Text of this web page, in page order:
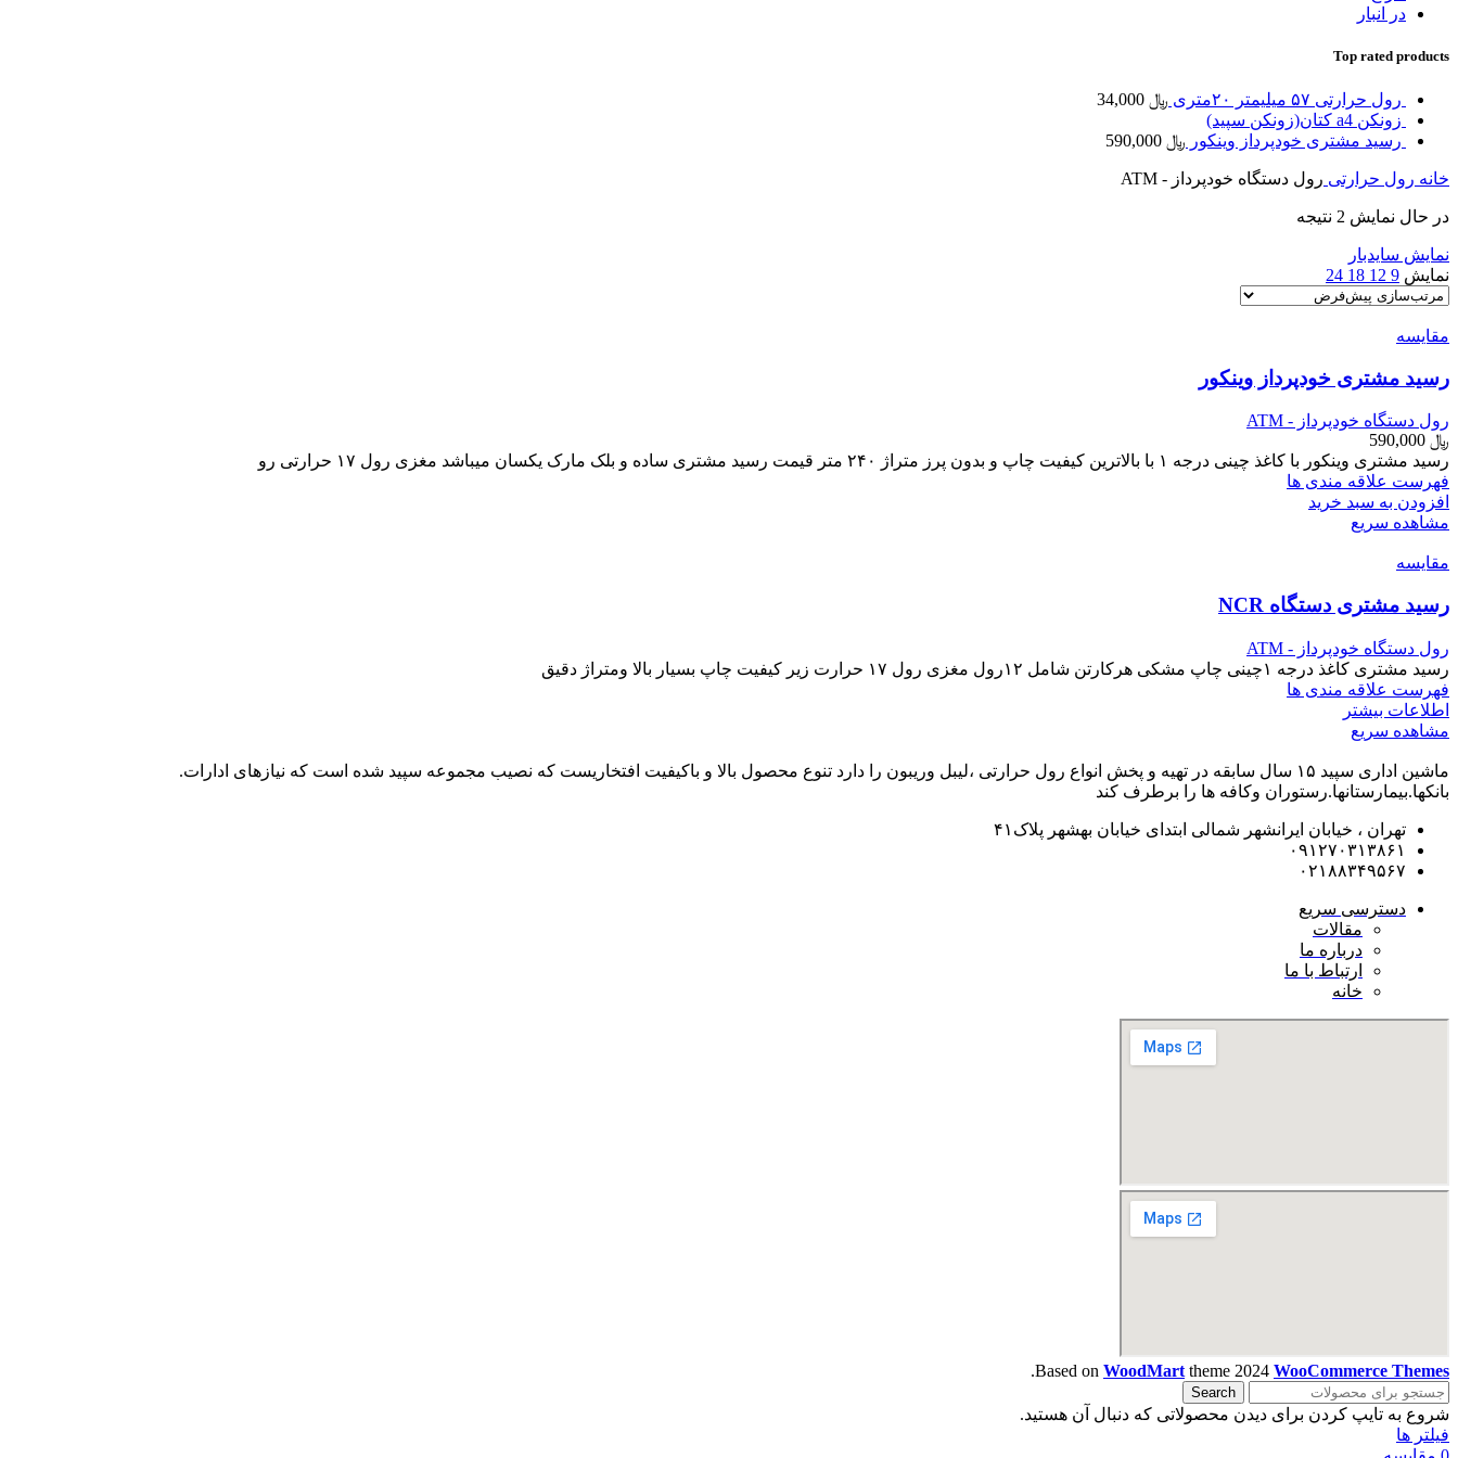
در انبار
Top rated products
رول حرارتی ۵۷ میلیمتر ۲۰متری ﷼
زونکن a4 کتان(زونکن سپید)
رسید مشتری خودپرداز وینکور ﷼
خانه رول حرارتی رول دستگاه خودپرداز - ATM
در حال نمایش 2 نتیجه
نمایش سایدبار
نمایش 9
12
18
24
مقایسه
رسید مشتری خودپرداز وینکور
رول دستگاه خودپرداز - ATM
﷼
رسید مشتری وینکور با کاغذ چینی درجه ۱ با بالاترین کیفیت چاپ و بدون پرز متراژ ۲۴۰ متر قیمت رسید مشتری ساده و بلک مارک یکسان میباشد مغزی رول ۱۷ حرارتی رو
فهرست علاقه مندی ها
افزودن به سبد خرید
مشاهده سریع
مقایسه
رسید مشتری دستگاه NCR
رول دستگاه خودپرداز - ATM
رسید مشتری کاغذ درجه ۱چینی چاپ مشکی هرکارتن شامل ۱۲رول مغزی رول ۱۷ حرارت زیر کیفیت چاپ بسیار بالا و‌متراژ دقیق
فهرست علاقه مندی ها
اطلاعات بیشتر
مشاهده سریع
ماشین اداری سپید ۱۵ سال سابقه در تهیه و پخش انواع رول حرارتی ،لیبل وریبون را دارد تنوع محصول بالا و باکیفیت افتخاریست که نصیب مجموعه سپید شده است که نیازهای ادارات.
بانکها.بیمارستانها.رستوران و‌کافه ها را برطرف کند
تهران ، خیابان ایرانشهر شمالی ابتدای خیابان بهشهر پلاک۴۱
۰۹۱۲۷۰۳۱۳۸۶۱
۰۲۱۸۸۳۴۹۵۶۷
دسترسی سریع
مقالات
درباره ما
ارتباط با ما
خانه
Based on WoodMart theme 2024 WooCommerce Themes
.
Search
شروع به تایپ کردن برای دیدن محصولاتی که دنبال آن هستید.
فیلتر ها